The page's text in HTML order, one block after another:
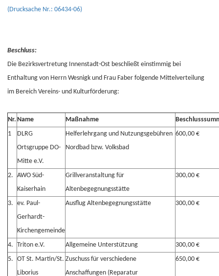
(Drucksache Nr.: 06434-06)
Beschluss:
Die Bezirksvertretung Innenstadt-Ost beschließt einstimmig bei
Enthaltung von Herrn Wesnigk und Frau Faber folgende Mittelverteilung
im Bereich Vereins- und Kulturförderung:
Nr. Name Maßnahme
1
DLRG
Ortsgruppe DO-
Mitte e.V.
Helferlehrgang und Nutzungsgebühren
Nordbad bzw. Volksbad
600,00 €
2. AWO Süd-
Kaiserhain
Grillveranstaltung für
Altenbegegnungsstätte
300,00 €
3. ev. Paul-
Gerhardt-
Kirchengemeinde
Ausflug Altenbegegnungsstätte 300,00 €
4. Triton e.V. Allgemeine Unterstützung
300,00 €
5. OT St. Martin/St.
Liborius
Zuschuss für verschiedene
Anschaffungen (Reparatur
650,00 €